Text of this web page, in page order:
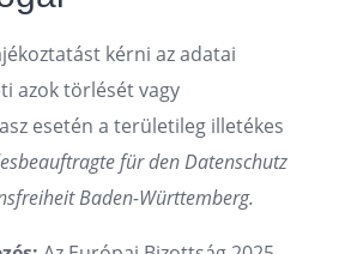
kérni az adatai
azok törlését vagy
esetén a területileg illetékes
für den Datenschutz
Baden-Württemberg.